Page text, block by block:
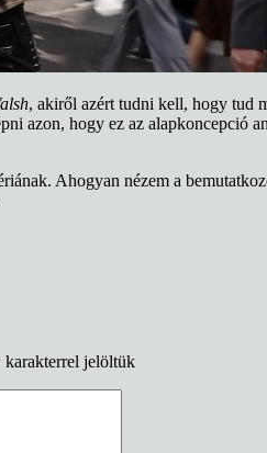
, akiről azért tudni kell, hogy tud
azon, hogy ez az
Ahogyan nézem a
karakterrel jelöltük